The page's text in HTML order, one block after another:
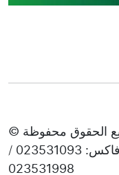
© حقوق النشر 2025، جميع الحقوق محفوظة ENTV |
الهاتف: 023531010 | فاكس: 023531093 /
023531998